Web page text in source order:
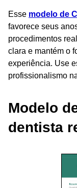
Esse modelo de
favorece seus
procedimentos
clara e mantém o
experiência. Use
profissionalismo
Modelo
dentista